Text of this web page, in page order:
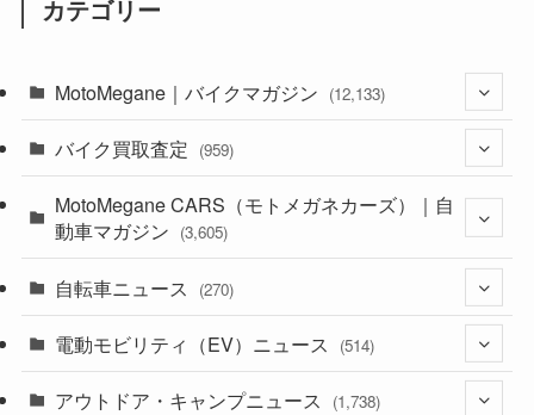
カテゴリー
MotoMegane｜バイクマガジン (12,133)
(44)
(1,242)
(638)
(118)
(60)
(252)
(38) (249)
(306)
(6,956)
(2,473)
(1,226)
バイク買取査定 (959)
(352)
(1)
MotoMegane CARS（モトメガネカーズ）｜自
動車マガジン (3,605)
(185)
自転車ニュース (270)
(54)
(211)
電動モビリティ（EV）ニュース (514)
(132)
アウトドア・キャンプニュース (1,738)